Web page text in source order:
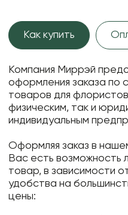
Как купить
Компания Миррэй
оформления заказа по
товаров для
физическим, так и
индивидуальным
Оформляя заказ в
Вас есть возможность
товар, в зависимости
удобства на
цены: